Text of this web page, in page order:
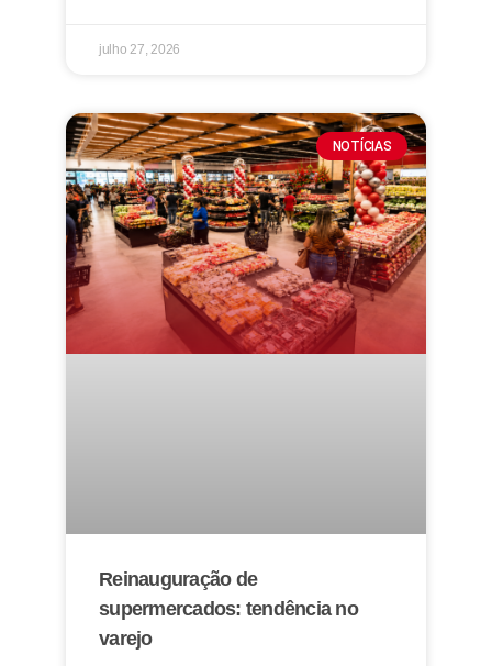
julho 27, 2026
NOTÍCIAS
Reinauguração de
supermercados: tendência no
varejo